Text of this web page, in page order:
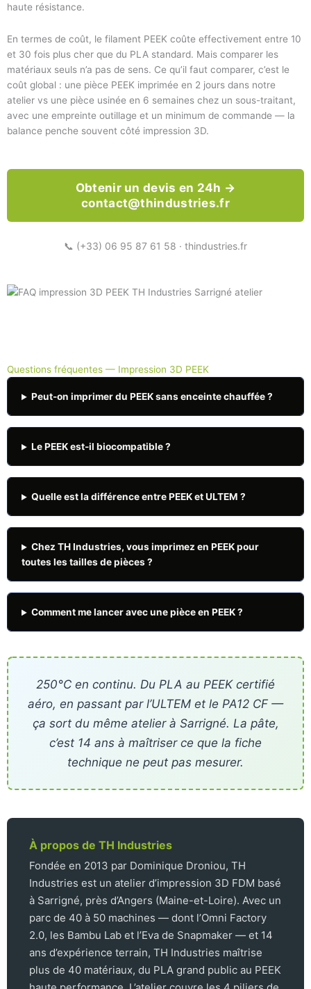
haute résistance.
En termes de coût, le filament PEEK coûte effectivement entre 10
et 30 fois plus cher que du PLA standard. Mais comparer les
matériaux seuls n’a pas de sens. Ce qu’il faut comparer, c’est le
coût global : une pièce PEEK imprimée en 2 jours dans notre
atelier vs une pièce usinée en 6 semaines chez un sous-traitant,
avec une empreinte outillage et un minimum de commande — la
balance penche souvent côté impression 3D.
Obtenir un devis en 24h →
contact@thindustries.fr
📞 (+33) 06 95 87 61 58 · thindustries.fr
Questions fréquentes — Impression 3D PEEK
Peut-on imprimer du PEEK sans enceinte chauffée ?
Le PEEK est-il biocompatible ?
Quelle est la différence entre PEEK et ULTEM ?
Chez TH Industries, vous imprimez en PEEK pour
toutes les tailles de pièces ?
Comment me lancer avec une pièce en PEEK ?
250°C en continu. Du PLA au PEEK certifié
aéro, en passant par l’ULTEM et le PA12 CF —
ça sort du même atelier à Sarrigné. La pâte,
c’est 14 ans à maîtriser ce que la fiche
technique ne peut pas mesurer.
À propos de TH Industries
Fondée en 2013 par Dominique Droniou, TH
Industries est un atelier d’impression 3D FDM basé
à Sarrigné, près d’Angers (Maine-et-Loire). Avec un
parc de 40 à 50 machines — dont l’Omni Factory
2.0, les Bambu Lab et l’Eva de Snapmaker — et 14
ans d’expérience terrain, TH Industries maîtrise
plus de 40 matériaux, du PLA grand public au PEEK